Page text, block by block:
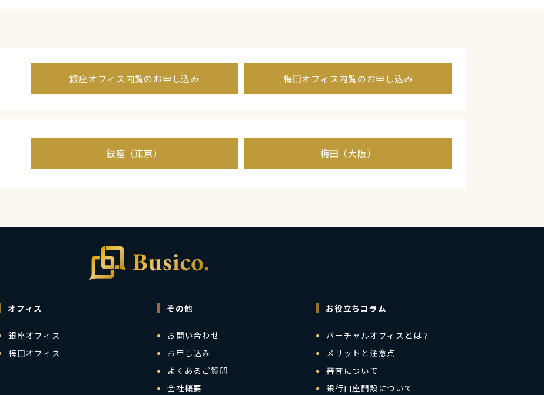
銀座オフィス内覧のお申し込み 梅田オフィス内覧のお申し込み
銀座（東京） 梅田（大阪）
オフィス
銀座オフィス
梅田オフィス
その他
お問い合わせ
お申し込み
よくあるご質問
会社概要
お役立ちコラム
バーチャルオフィスとは？
メリットと注意点
審査について
銀行口座開設について